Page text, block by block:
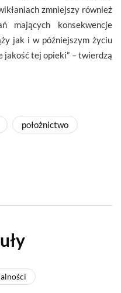
zmniejszy również
mających konsekwencje
jak i w późniejszym życiu
jakość tej opieki” – twierdzą
położnictwo